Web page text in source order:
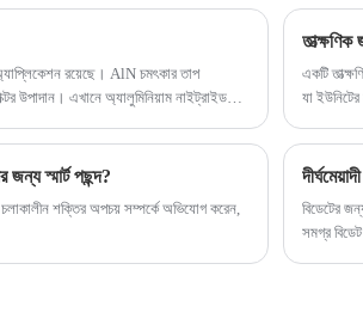
রয়েছে। AlN চমৎকার তাপ
উপাদান। এখানে অ্যালুমিনিয়াম নাইট্রাইড
একটি
যা
মধ্য দিয়ে
স্মার্ট পছন্দ?
শক্তির অপচয় সম্পর্কে অভিযোগ করেন,
বিডেটের
সমগ্র